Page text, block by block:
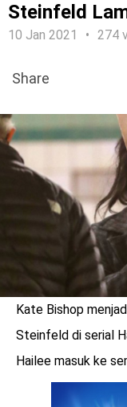
Steinfeld
10 Jan 2021 274
Share
Kate Bishop
Steinfeld di serial
Hailee masuk ke